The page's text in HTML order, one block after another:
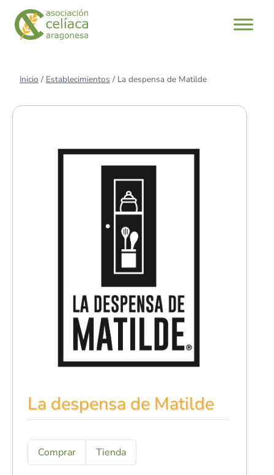
Saltar
contenido
Inicio / Establecimientos / La despensa de Matilde
La despensa de Matilde
Comprar Tienda